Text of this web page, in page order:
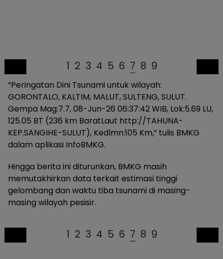
1 2 3 4 5 6 7 8 9
“Peringatan Dini Tsunami untuk wilayah:
GORONTALO, KALTIM, MALUT, SULTENG, SULUT.
Gempa Mag:7.7, 08-Jun-26 06:37:42 WIB, Lok:5.69 LU,
125.05 BT (236 km BaratLaut http://TAHUNA-
KEP.SANGIHE-SULUT), Kedlmn:105 Km,” tulis BMKG
dalam aplikasi InfoBMKG.
Hingga berita ini diturunkan, BMKG masih
memutakhirkan data terkait estimasi tinggi
gelombang dan waktu tiba tsunami di masing-
masing wilayah pesisir.
1 2 3 4 5 6 7 8 9